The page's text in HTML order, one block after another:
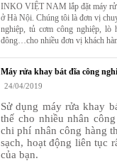
INKO VIỆT NAM lắp đặt máy
ở Hà Nội. Chúng tôi là đơn vị
nghiệp, tủ cơm công nghiệp, lò
đông…cho nhiều đơn vị khách
Máy rửa khay bát đĩa công
24/04/2019
Sử dụng máy rửa khay
thế cho nhiều nhân
chi phí nhân công hàng
sạch, hoạt động liên tục
của bạn.